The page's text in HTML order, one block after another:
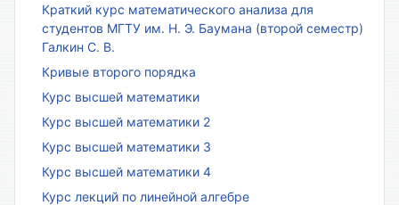
Краткий курс математического анализа для
студентов МГТУ им. Н. Э. Баумана (второй семестр)
Галкин С. В.
Кривые второго порядка
Курс высшей математики
Курс высшей математики 2
Курс высшей математики 3
Курс высшей математики 4
Курс лекций по линейной алгебре